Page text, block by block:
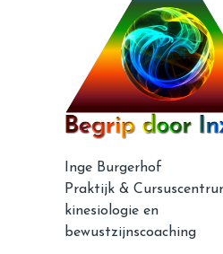
Inge Burgerhof
Praktijk &
kinesiologie en
bewustzijnscoaching